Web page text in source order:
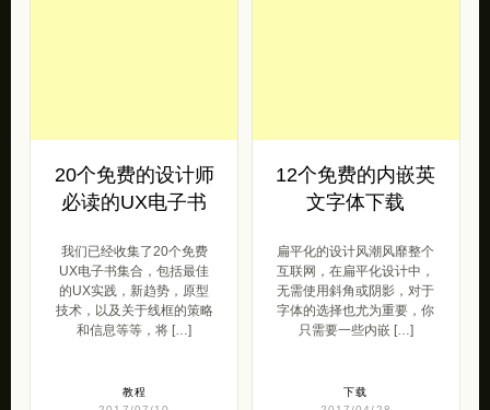
20个免费的设计师
必读的UX电子书
我们已经收集了20个免费
UX电子书集合，包括最佳
的UX实践，新趋势，原型
技术，以及关于线框的策略
和信息等等，将 […]
教程
12个免费的内嵌英
文字体下载
扁平化的设计风潮风靡整个
互联网，在扁平化设计中，
无需使用斜角或阴影，对于
字体的选择也尤为重要，你
只需要一些内嵌 […]
下载